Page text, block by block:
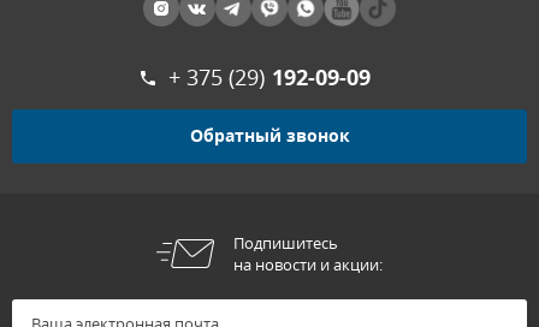
+ 375 (29) 192-09-09
Обратный звонок
Подпишитесь
на новости и акции: